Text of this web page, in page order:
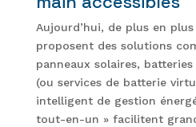
Aujourd’hui, de plus en
proposent des solutions
panneaux solaires,
(ou services de batterie
intelligent de gestion
tout-en-un » facilitent